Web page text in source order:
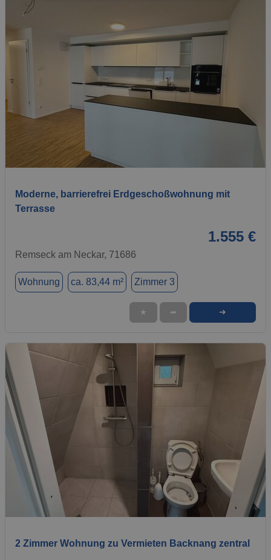
Moderne, barrierefrei Erdgeschoßwohnung mit
Terrasse
1.555 €
Remseck am Neckar, 71686
Wohnung ca. 83,44 m² Zimmer 3
★ ➦ ➜
1 / 10
2 Zimmer Wohnung zu Vermieten Backnang zentral